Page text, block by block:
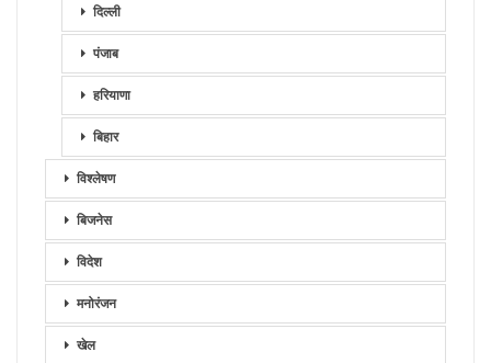
दिल्ली
पंजाब
हरियाणा
बिहार
विश्लेषण
बिजनेस
विदेश
मनोरंजन
खेल